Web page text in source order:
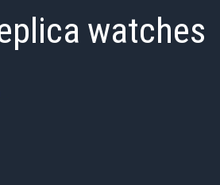
watches